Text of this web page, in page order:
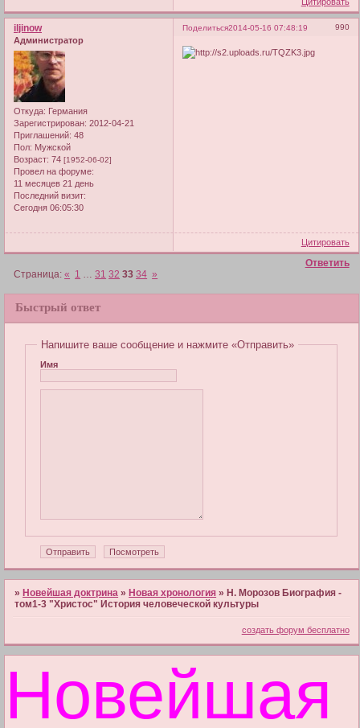
Поделиться 990
2014-05-16 07:48:19
iljinow
Администратор
Откуда: Германия
Зарегистрирован: 2012-04-21
Приглашений: 48
Пол: Мужской
Возраст: 74 [1952-06-02]
Провел на форуме:
11 месяцев 21 день
Последний визит:
Сегодня 06:05:30
Цитировать
Ответить
Страница:« 1 … 31 32 33 34 »
Быстрый ответ
Напишите ваше сообщение и нажмите «Отправить»
Имя
» Новейшая доктрина » Новая хронология » Н. Морозов Биография -
том1-3 "Христос" История человеческой культуры
создать форум бесплатно
Новейшая